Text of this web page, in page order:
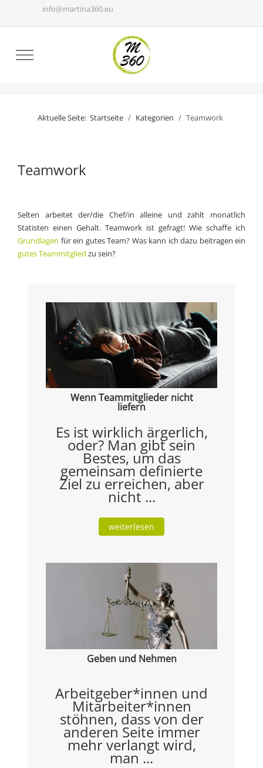
info@martina360.eu
Mobile Menu Toggle
Aktuelle Seite: Startseite Kategorien Teamwork
Teamwork
Selten arbeitet der/die Chef/in alleine und zahlt monatlich
Statisten einen Gehalt. Teamwork ist gefragt! Wie schaffe ich
Grundlagen für ein gutes Team? Was kann ich dazu beitragen ein
gutes Teammitglied zu sein?
Wenn Teammitglieder nicht
liefern
Es ist wirklich ärgerlich,
oder? Man gibt sein
Bestes, um das
gemeinsam definierte
Ziel zu erreichen, aber
nicht ...
weiterlesen
Geben und Nehmen
Arbeitgeber*innen und
Mitarbeiter*innen
stöhnen, dass von der
anderen Seite immer
mehr verlangt wird,
man ...